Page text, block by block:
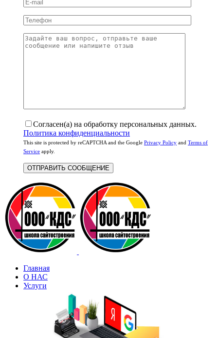
Согласен(а) на обработку персональных данных.
Политика конфиденциальности
This site is protected by reCAPTCHA and the Google Privacy Policy and Terms of
Service apply.
Главная
О НАС
Услуги